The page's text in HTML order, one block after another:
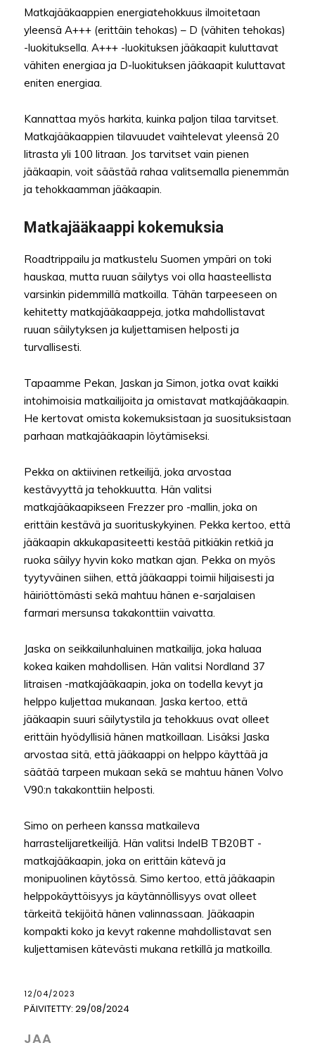
Matkajääkaappien energiatehokkuus ilmoitetaan
yleensä A+++ (erittäin tehokas) – D (vähiten tehokas)
-luokituksella. A+++ -luokituksen jääkaapit kuluttavat
vähiten energiaa ja D-luokituksen jääkaapit kuluttavat
eniten energiaa.
Kannattaa myös harkita, kuinka paljon tilaa tarvitset.
Matkajääkaappien tilavuudet vaihtelevat yleensä 20
litrasta yli 100 litraan. Jos tarvitset vain pienen
jääkaapin, voit säästää rahaa valitsemalla pienemmän
ja tehokkaamman jääkaapin.
Matkajääkaappi kokemuksia
Roadtrippailu ja matkustelu Suomen ympäri on toki
hauskaa, mutta ruuan säilytys voi olla haasteellista
varsinkin pidemmillä matkoilla. Tähän tarpeeseen on
kehitetty matkajääkaappeja, jotka mahdollistavat
ruuan säilytyksen ja kuljettamisen helposti ja
turvallisesti.
Tapaamme Pekan, Jaskan ja Simon, jotka ovat kaikki
intohimoisia matkailijoita ja omistavat matkajääkaapin.
He kertovat omista kokemuksistaan ja suosituksistaan
parhaan matkajääkaapin löytämiseksi.
Pekka on aktiivinen retkeilijä, joka arvostaa
kestävyyttä ja tehokkuutta. Hän valitsi
matkajääkaapikseen Frezzer pro -mallin, joka on
erittäin kestävä ja suorituskykyinen. Pekka kertoo, että
jääkaapin akkukapasiteetti kestää pitkiäkin retkiä ja
ruoka säilyy hyvin koko matkan ajan. Pekka on myös
tyytyväinen siihen, että jääkaappi toimii hiljaisesti ja
häiriöttömästi sekä mahtuu hänen e-sarjalaisen
farmari mersunsa takakonttiin vaivatta.
Jaska on seikkailunhaluinen matkailija, joka haluaa
kokea kaiken mahdollisen. Hän valitsi Nordland 37
litraisen -matkajääkaapin, joka on todella kevyt ja
helppo kuljettaa mukanaan. Jaska kertoo, että
jääkaapin suuri säilytystila ja tehokkuus ovat olleet
erittäin hyödyllisiä hänen matkoillaan. Lisäksi Jaska
arvostaa sitä, että jääkaappi on helppo käyttää ja
säätää tarpeen mukaan sekä se mahtuu hänen Volvo
V90:n takakonttiin helposti.
Simo on perheen kanssa matkaileva
harrastelijaretkeilijä. Hän valitsi IndelB TB20BT -
matkajääkaapin, joka on erittäin kätevä ja
monipuolinen käytössä. Simo kertoo, että jääkaapin
helppokäyttöisyys ja käytännöllisyys ovat olleet
tärkeitä tekijöitä hänen valinnassaan. Jääkaapin
kompakti koko ja kevyt rakenne mahdollistavat sen
kuljettamisen kätevästi mukana retkillä ja matkoilla.
12/04/2023
PÄIVITETTY: 29/08/2024
JAA